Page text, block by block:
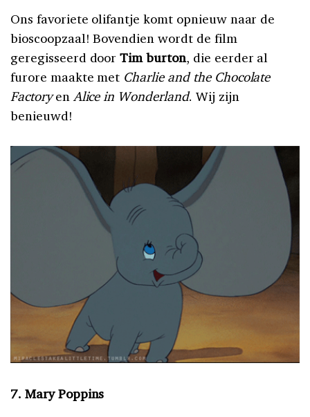
Ons favoriete olifantje komt opnieuw naar de
bioscoopzaal! Bovendien wordt de film
geregisseerd doorTim burton, die eerder al
furore maakte met Charlie and the Chocolate
Factoryen Alice in Wonderland. Wij zijn
benieuwd!
7. Mary Poppins